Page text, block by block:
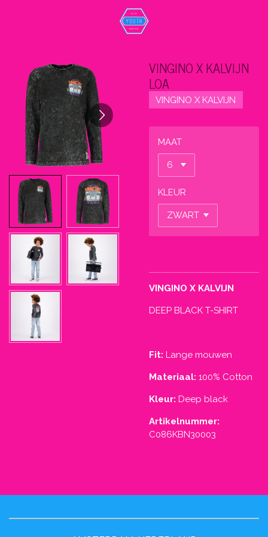
hoofdinhoud
VINGINO X KALVIJN
LOA
VINGINO X KALVIJN
MAAT
KLEUR
VINGINO X KALVIJN
DEEP BLACK T-SHIRT
Fit: Lange mouwen
Materiaal: 100% Cotton
Kleur: Deep black
Artikelnummer:
C086KBN30003